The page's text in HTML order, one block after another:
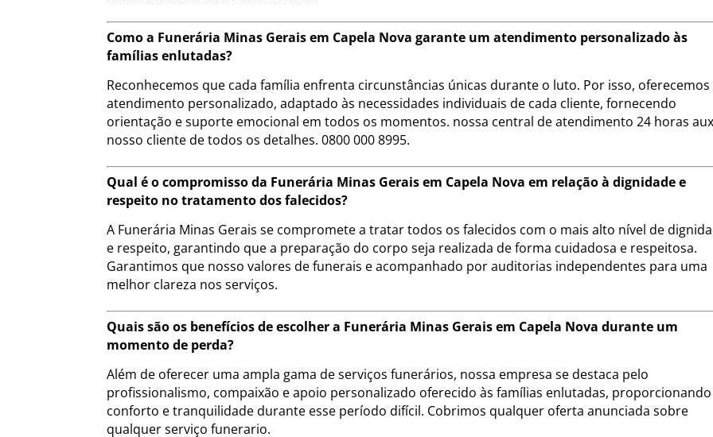
Como a Funerária Minas Gerais em Capela Nova garante um atendimento personalizado às
famílias enlutadas?
Reconhecemos que cada família enfrenta circunstâncias únicas durante o luto. Por isso, oferecemos
atendimento personalizado, adaptado às necessidades individuais de cada cliente, fornecendo
orientação e suporte emocional em todos os momentos. nossa central de atendimento 24 horas
nosso cliente de todos os detalhes. 0800 000 8995.
Qual é o compromisso da Funerária Minas Gerais em Capela Nova em relação à dignidade e
respeito no tratamento dos falecidos?
A Funerária Minas Gerais se compromete a tratar todos os falecidos com o mais alto nível de
e respeito, garantindo que a preparação do corpo seja realizada de forma cuidadosa e respeitosa.
Garantimos que nosso valores de funerais e acompanhado por auditorias independentes para uma
melhor clareza nos serviços.
Quais são os benefícios de escolher a Funerária Minas Gerais em Capela Nova durante um
momento de perda?
Além de oferecer uma ampla gama de serviços funerários, nossa empresa se destaca pelo
profissionalismo, compaixão e apoio personalizado oferecido às famílias enlutadas, proporcionando
conforto e tranquilidade durante esse período difícil. Cobrimos qualquer oferta anunciada sobre
qualquer serviço funerario.